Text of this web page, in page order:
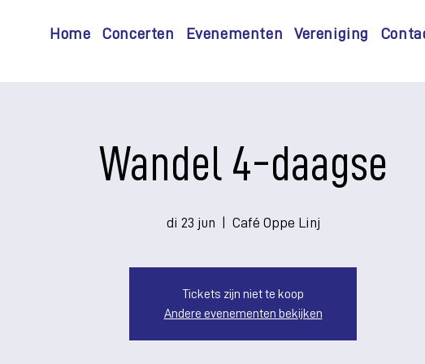
Home Concerten Evenementen Vereniging
Wandel 4-daagse
di 23 jun Café Oppe Linj
Tickets zijn niet te koop
Andere evenementen bekijken